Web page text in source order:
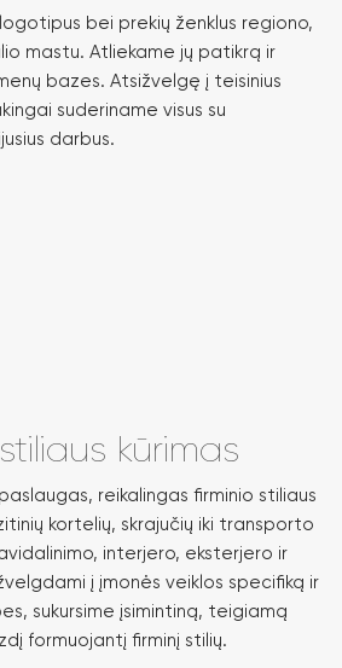
bei prekių ženklus regiono,
mastu. Atliekame jų patikrą ir
bazes. Atsižvelgę į teisinius
suderiname visus su
darbus.
kūrimas
reikalingas firminio stiliaus
kortelių, skrajučių iki transporto
interjero, eksterjero ir
į įmonės veiklos specifiką ir
sukursime įsimintiną, teigiamą
formuojantį firminį stilių.